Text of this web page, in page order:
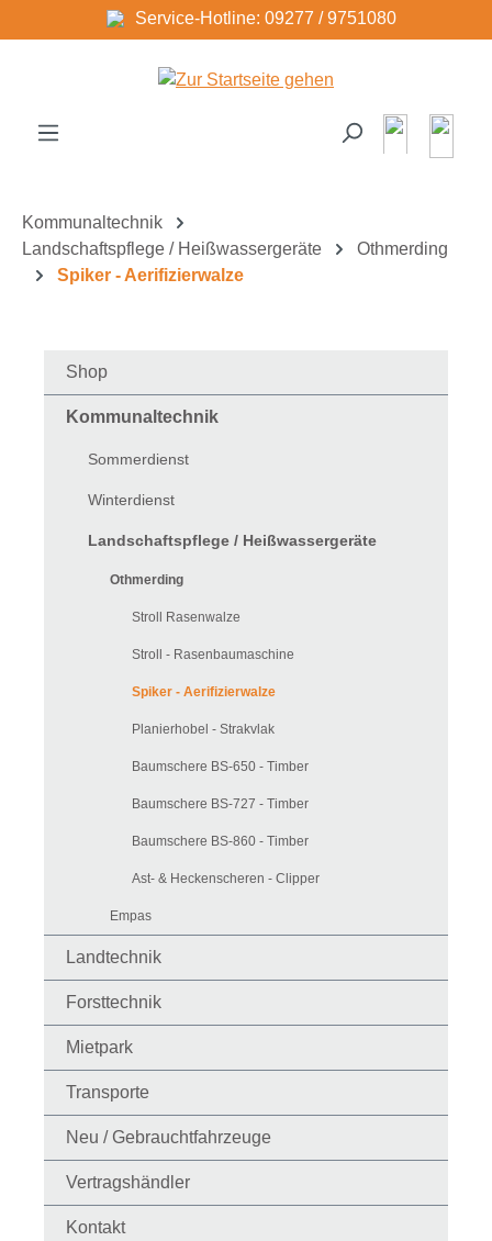
Zum Hauptinhalt springenService-Hotline: 09277 / 9751080
Kommunaltechnik
Landschaftspflege / Heißwassergeräte
Othmerding
Spiker - Aerifizierwalze
Shop
Kommunaltechnik
Sommerdienst
Winterdienst
Landschaftspflege / Heißwassergeräte
Othmerding
Stroll Rasenwalze
Stroll - Rasenbaumaschine
Spiker - Aerifizierwalze
Planierhobel - Strakvlak
Baumschere BS-650 - Timber
Baumschere BS-727 - Timber
Baumschere BS-860 - Timber
Ast- & Heckenscheren - Clipper
Empas
Landtechnik
Forsttechnik
Mietpark
Transporte
Neu / Gebrauchtfahrzeuge
Vertragshändler
Kontakt